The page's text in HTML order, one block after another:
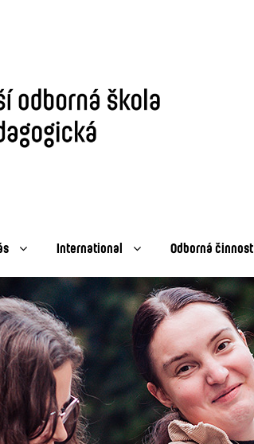
International Odborná činnost